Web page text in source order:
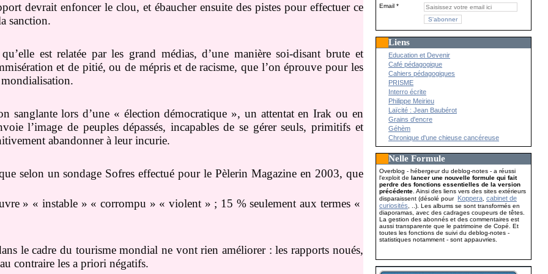
devrait enfoncer le clou, et ébaucher ensuite des pistes pour effectuer ce
sanction.
est relatée par les grand médias, d’une manière soi-disant brute et
et de pitié, ou de mépris et de racisme, que l’on éprouve pour les
sanglante lors d’une « élection démocratique », un attentat en Irak ou en
l’image de peuples dépassés, incapables de se gérer seuls, primitifs et
abandonner à leur incurie.
selon un sondage Sofres effectué pour le Pèlerin Magazine en 2003, que
» « instable » « corrompu » « violent » ; 15 % seulement aux termes «
le cadre du tourisme mondial ne vont rien améliorer : les rapports noués,
contraire les a priori négatifs.
Email
Liens
Education et Devenir
Café pédagogique
Cahiers pédagogiques
PRISME
Interro écrite
Philippe Meirieu
Laïcité : Jean Baubérot
Grains d'encre
Géhèm
Chronique d'une chieuse cancéreuse
Nelle Formule
Overblog - hébergeur du deblog-notes - a réussi
l'exploit delancer une nouvelle formule qui fait
perdre des fonctions essentielles de la version
précédente . Ainsi des liens vers des sites extérieurs
disparaissent (désolé pour Koppera ,cabinet de
curiosités , ..). Les albums se sont transformés en
diaporamas, avec des cadrages coupeurs de têtes.
La gestion des abonnés et des commentaires est
aussi transparente que le patrimoine de Copé. Et
toutes les fonctions de suivi du deblog-notes -
statistiques notamment - sont appauvries.